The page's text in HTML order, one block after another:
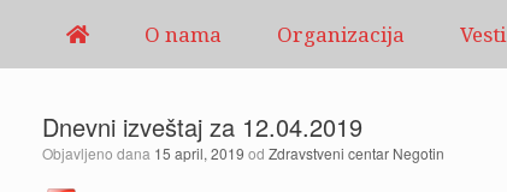
O nama Organizacija Vesti
Dnevni izveštaj za 12.04.2019
Objavljeno dana 15 april, 2019 od Zdravstveni centar Negotin